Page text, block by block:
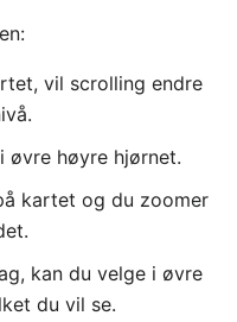
vil scrolling endre
øvre høyre hjørnet.
kartet og du zoomer
kan du velge i øvre
du vil se.